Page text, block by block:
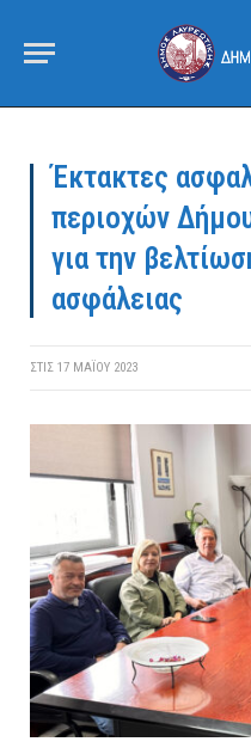
Έκτακτες
περιοχών
για την
ασφάλειας
ΣΤΙΣ 17 ΜΑΪ́ΟΥ 2023